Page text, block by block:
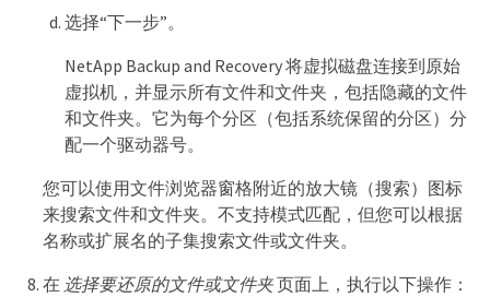
选择“下一步”。
NetApp Backup and Recovery 将虚拟磁盘连接到原始
虚拟机，并显示所有文件和文件夹，包括隐藏的文件
和文件夹。它为每个分区（包括系统保留的分区）分
配一个驱动器号。
您可以使用文件浏览器窗格附近的放大镜（搜索）图标
来搜索文件和文件夹。不支持模式匹配，但您可以根据
名称或扩展名的子集搜索文件或文件夹。
在 选择要还原的文件或文件夹页面上，执行以下操作：